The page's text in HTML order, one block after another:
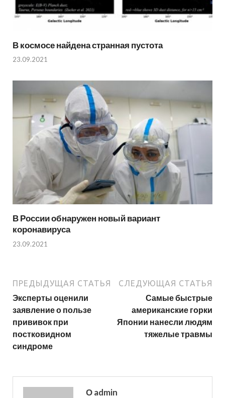
В космосе найдена странная пустота
23.09.2021
В России обнаружен новый вариант
коронавируса
23.09.2021
ПРЕДЫДУЩАЯ СТАТЬЯ
Эксперты оценили
заявление о пользе
прививок при
постковидном
синдроме
СЛЕДУЮЩАЯ СТАТЬЯ
Самые быстрые
американские горки
Японии нанесли людям
тяжелые травмы
О admin